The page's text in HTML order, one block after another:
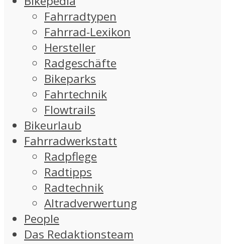
Fahrradtypen
Fahrrad-Lexikon
Hersteller
Radgeschäfte
Bikeparks
Fahrtechnik
Flowtrails
Bikeurlaub
Fahrradwerkstatt
Radpflege
Radtipps
Radtechnik
Altradverwertung
People
Das Redaktionsteam